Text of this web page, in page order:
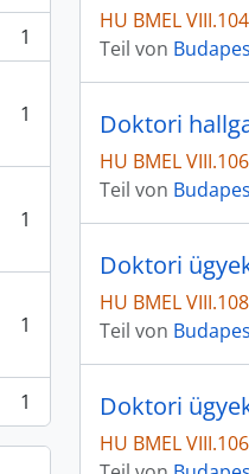
1
1
1
1
1
HU BMEL
Teil von
Doktori
HU BMEL
Teil von
Doktori
HU BMEL
Teil von
Doktori
HU BMEL